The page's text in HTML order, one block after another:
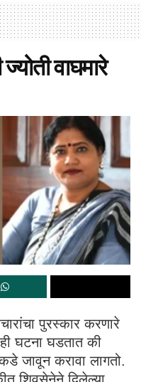
वाघमारे
पुरस्कार करणारे
घटना घडतात की
जावून करावा लागतो.